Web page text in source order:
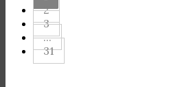
2
3
...
31